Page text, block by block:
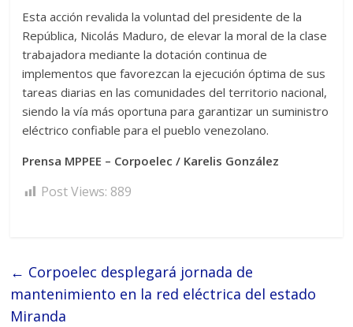
Esta acción revalida la voluntad del presidente de la
República, Nicolás Maduro, de elevar la moral de la clase
trabajadora mediante la dotación continua de
implementos que favorezcan la ejecución óptima de sus
tareas diarias en las comunidades del territorio nacional,
siendo la vía más oportuna para garantizar un suministro
eléctrico confiable para el pueblo venezolano.
Prensa MPPEE – Corpoelec / Karelis González
Post Views: 889
← Corpoelec desplegará jornada de
mantenimiento en la red eléctrica del estado
Miranda